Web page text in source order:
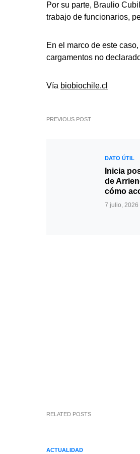
Por su parte, Braulio
trabajo de funcionarios,
En el marco de este
cargamentos no
Vía biobiochile.cl
PREVIOUS POST
DATO ÚTIL
Inicia
de
cómo
7 julio, 2026
RELATED POSTS
ACTUALIDAD